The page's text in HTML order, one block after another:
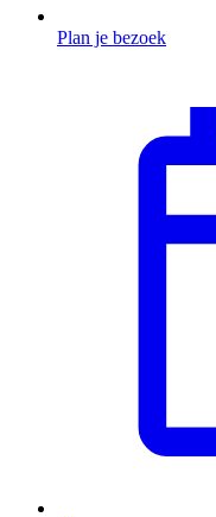
Plan je bezoek